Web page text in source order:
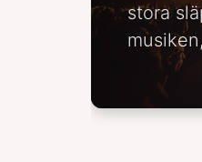
stora